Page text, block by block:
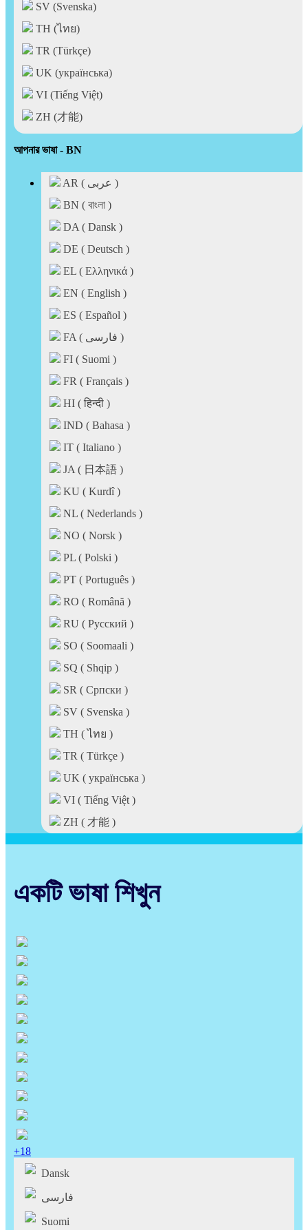
SV (Svenska)
TH (ไทย)
TR (Türkçe)
UK (українська)
VI (Tiếng Việt)
ZH (才能)
আপনার ভাষা - BN
AR ( عربى )
BN ( বাংলা )
DA ( Dansk )
DE ( Deutsch )
EL ( Ελληνικά )
EN ( English )
ES ( Español )
FA ( فارسی )
FI ( Suomi )
FR ( Français )
HI ( हिन्दी )
IND ( Bahasa )
IT ( Italiano )
JA ( 日本語 )
KU ( Kurdî )
NL ( Nederlands )
NO ( Norsk )
PL ( Polski )
PT ( Português )
RO ( Română )
RU ( Pусский )
SO ( Soomaali )
SQ ( Shqip )
SR ( Српски )
SV ( Svenska )
TH ( ไทย )
TR ( Türkçe )
UK ( українська )
VI ( Tiếng Việt )
ZH ( 才能 )
একটি ভাষা শিখুন
+18
Dansk
فارسی
Suomi